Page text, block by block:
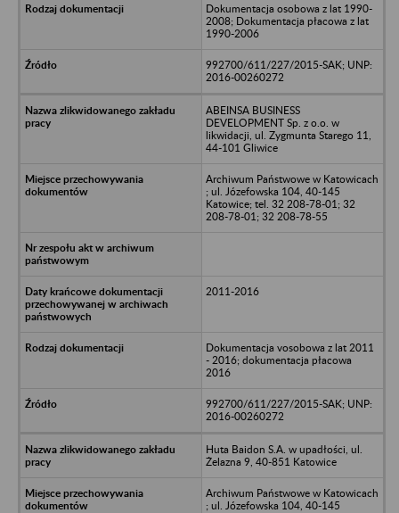
Dokumentacja osobowa z lat 1990-
2008; Dokumentacja płacowa z lat
1990-2006
992700/611/227/2015-SAK; UNP:
2016-00260272
ABEINSA BUSINESS
DEVELOPMENT Sp. z o.o. w
likwidacji, ul. Zygmunta Starego 11,
44-101 Gliwice
Archiwum Państwowe w Katowicach
; ul. Józefowska 104, 40-145
Katowice; tel. 32 208-78-01; 32
208-78-01; 32 208-78-55
2011-2016
Dokumentacja vosobowa z lat 2011
- 2016; dokumentacja płacowa
2016
992700/611/227/2015-SAK; UNP:
2016-00260272
Huta Baidon S.A. w upadłości, ul.
Żelazna 9, 40-851 Katowice
Archiwum Państwowe w Katowicach
; ul. Józefowska 104, 40-145